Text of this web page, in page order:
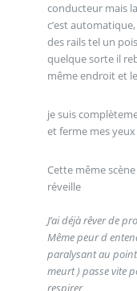
conducteur mais
c’est
des rails tel un
quelque sorte il
même endroit et
je suis
et ferme mes
Cette même
réveille
J’ai déjà rêver de
Même peur d
paralysant au
meurt ) passe vite
respirer